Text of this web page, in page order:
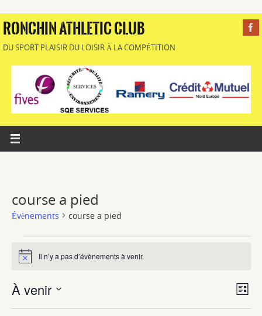
RONCHIN ATHLETIC CLUB
DU SPORT PLAISIR DU LOISIR À LA COMPÉTITION
course a pied
Évènements course a pied
Notice Il n’y a pas d’évènements à venir.
Liste
À venir